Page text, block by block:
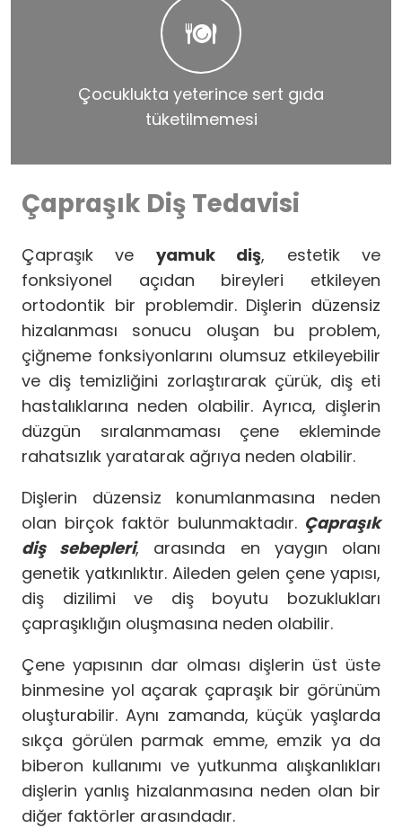
Çocuklukta yeterince sert gıda
tüketilmemesi
Çapraşık Diş Tedavisi
Çapraşık ve yamuk diş, estetik ve
fonksiyonel açıdan bireyleri etkileyen
ortodontik bir problemdir. Dişlerin düzensiz
hizalanması sonucu oluşan bu problem,
çiğneme fonksiyonlarını olumsuz etkileyebilir
ve diş temizliğini zorlaştırarak çürük, diş eti
hastalıklarına neden olabilir. Ayrıca, dişlerin
düzgün sıralanmaması çene ekleminde
rahatsızlık yaratarak ağrıya neden olabilir.
Dişlerin düzensiz konumlanmasına neden
olan birçok faktör bulunmaktadır. Çapraşık
diş sebepleri, arasında en yaygın olanı
genetik yatkınlıktır. Aileden gelen çene yapısı,
diş dizilimi ve diş boyutu bozuklukları
çapraşıklığın oluşmasına neden olabilir.
Çene yapısının dar olması dişlerin üst üste
binmesine yol açarak çapraşık bir görünüm
oluşturabilir. Aynı zamanda, küçük yaşlarda
sıkça görülen parmak emme, emzik ya da
biberon kullanımı ve yutkunma alışkanlıkları
dişlerin yanlış hizalanmasına neden olan bir
diğer faktörler arasındadır.